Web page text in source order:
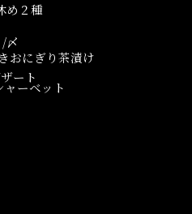
め２種
/〆
おにぎり茶漬け
ート
ャーベット